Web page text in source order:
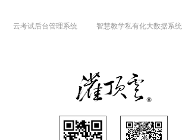
云考试后台管理系统 智慧教学私有化大数据系统